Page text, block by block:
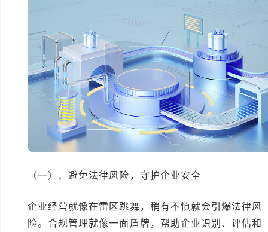
（一）、避免法律风险，守护企业安全
企业经营就像在雷区跳舞，稍有不慎就会引爆法律风
险。合规管理就像一面盾牌，帮助企业识别、评估和